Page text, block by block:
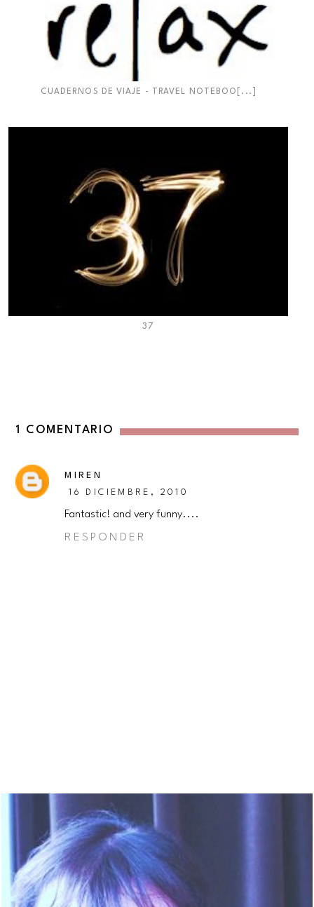
CUADERNOS DE VIAJE - TRAVEL NOTEBOO[...]
37
1 COMENTARIO
MIREN
16 DICIEMBRE, 2010
Fantastic! and very funny....
RESPONDER